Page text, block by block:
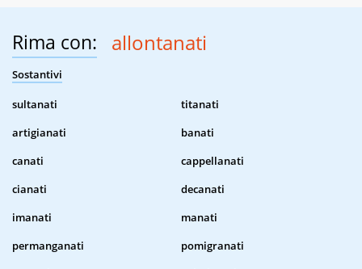
Rima con: allontanati
Sostantivi
sultanati
titanati
artigianati
banati
canati
cappellanati
cianati
decanati
imanati
manati
permanganati
pomigranati